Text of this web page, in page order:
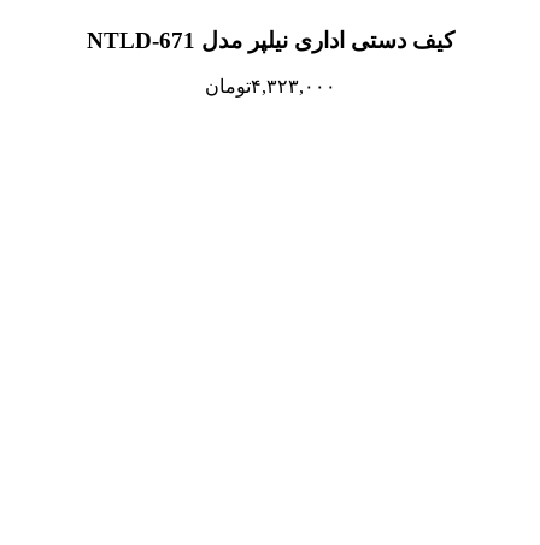
کیف دستی اداری نیلپر مدل NTLD-671
۴,۳۲۳,۰۰۰تومان